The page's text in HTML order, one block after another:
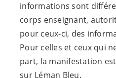
informations sont
corps enseignant,
pour ceux-ci, des
Pour celles et ceux qui
part, la manifestation
sur Léman Bleu.